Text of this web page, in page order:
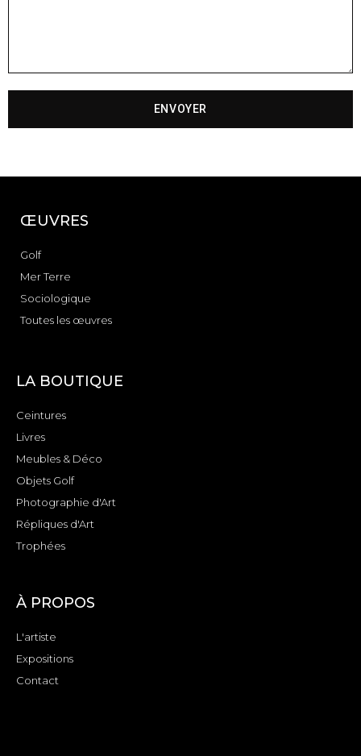
ENVOYER
ŒUVRES
Golf
Mer Terre
Sociologique
Toutes les œuvres
LA BOUTIQUE
Ceintures
Livres
Meubles & Déco
Objets Golf
Photographie d'Art
Répliques d'Art
Trophées
À PROPOS
L'artiste
Expositions
Contact